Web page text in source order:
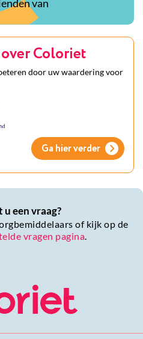
van
Coloriet
door uw waardering voor
Ga hier verder
u een vraag?
of kijk op de
vragen pagina.